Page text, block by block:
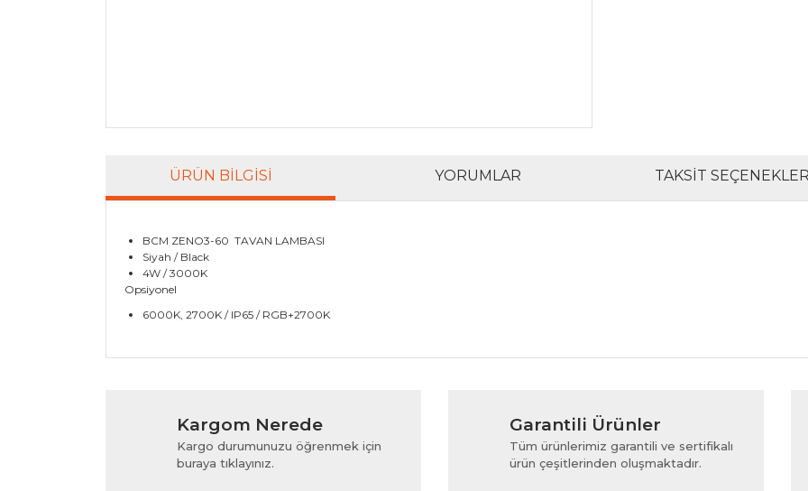
ÜRÜN BILGISI YORUMLAR TAKSIT
BCM ZENO3-60 TAVAN LAMBASI
Siyah / Black
4W / 3000K
Opsiyonel
6000K, 2700K / IP65 / RGB+2700K
Yorum Yaz
Bu ürünün fiyat bilgisi, resim, ürün açıklamalarında ve diğer konularda yetersiz gördüğünüz noktaları öneri formunu
Ürün resmi kalitesiz, bozuk veya görüntülenemiyor.
Ürün açıklamasında eksik bilgiler bulunuyor.
Ürün bilgilerinde hatalar bulunuyor.
Kargom Nerede
Kargo durumunuzu öğrenmek için
buraya tıklayınız.
Garantili Ürünler
Tüm ürünlerimiz garantili ve sertifikalı
ürün çeşitlerinden oluşmaktadır.